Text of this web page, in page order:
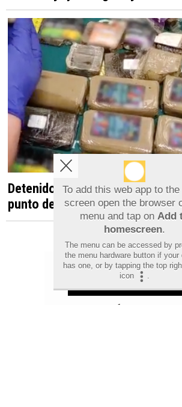
Detenido en Albatera por dirigir
punto de venta de droga desde
To add this web app to the
screen open the browser
menu and tap on Add
homescreen.
The menu can be accessed by
the menu hardware button if your
has one, or by tapping the top
icon
.
Aviso sobre el Uso de
Utilizamos cookies nuestras y de
funcionamiento del digital.
cookies y como desconectarlas.
Privacidad y Cookies
Aceptar Cookies